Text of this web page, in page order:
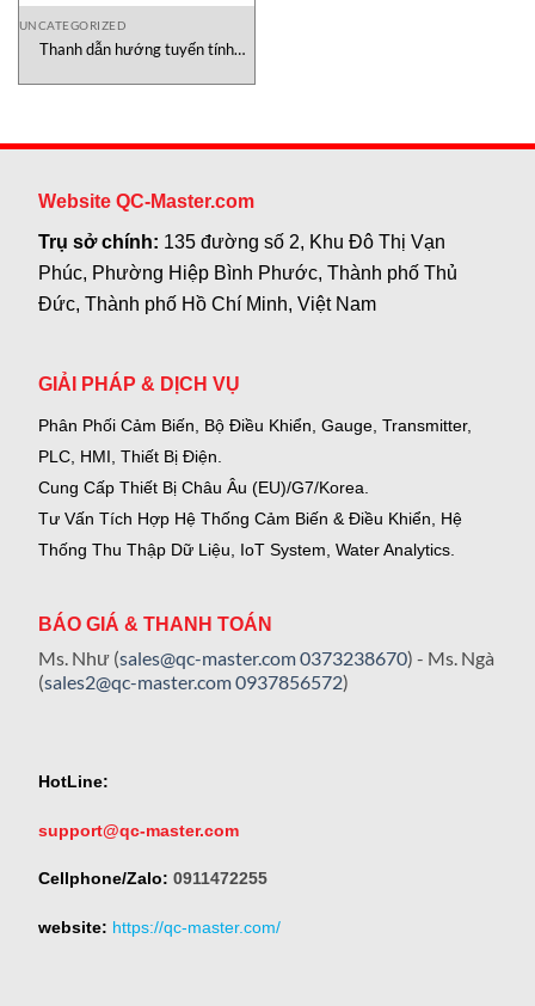
UNCATEGORIZED
Thanh dẫn hướng tuyến tính
Website QC-Master.com
Trụ sở chính: 135 đường số 2, Khu Đô Thị Vạn
Phúc, Phường Hiệp Bình Phước, Thành phố Thủ
Đức, Thành phố Hồ Chí Minh, Việt Nam
GIẢI PHÁP & DỊCH VỤ
Phân Phối Cảm Biến, Bộ Điều Khiển, Gauge, Transmitter,
PLC, HMI, Thiết Bị Điện.
Cung Cấp Thiết Bị Châu Âu (EU)/G7/Korea.
Tư Vấn Tích Hợp Hệ Thống Cảm Biến & Điều Khiển, Hệ
Thống Thu Thập Dữ Liệu, IoT System, Water Analytics.
BÁO GIÁ & THANH TOÁN
Ms. Như (sales@qc-master.com0373238670) - Ms. Ngà
(sales2@qc-master.com0937856572)
HotLine:
support@qc-master.com
Cellphone/Zalo: 0911472255
website: https://qc-master.com/